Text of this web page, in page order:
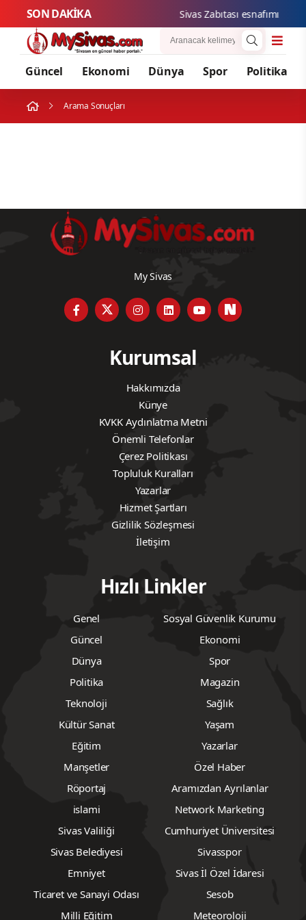
SON DAKİKA Sivas Zabıtası
Güncel Ekonomi Dünya Spor Politika
Arama Sonuçları
My Sivas
Kurumsal
Hakkımızda
Künye
KVKK Aydınlatma Metni
Önemli Telefonlar
Çerez Politikası
Topluluk Kuralları
Yazarlar
Hizmet Şartları
Gizlilik Sözleşmesi
İletişim
Hızlı Linkler
Genel
Sosyal Güvenlik Kurumu
Güncel
Ekonomi
Dünya
Spor
Politika
Magazin
Teknoloji
Sağlık
Kültür Sanat
Yaşam
Eğitim
Yazarlar
Manşetler
Özel Haber
Röportaj
Aramızdan Ayrılanlar
islami
Network Marketing
Sivas Valiliği
Cumhuriyet Üniversitesi
Sivas Belediyesi
Sivasspor
Emniyet
Sivas İl Özel İdaresi
Ticaret ve Sanayi Odası
Sesob
Milli Eğitim
Meteoroloji